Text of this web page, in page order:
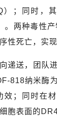
）；同时，
。两种毒性
性死亡，实
递送，团队
818纳米酶
效；同时在
胞表面的